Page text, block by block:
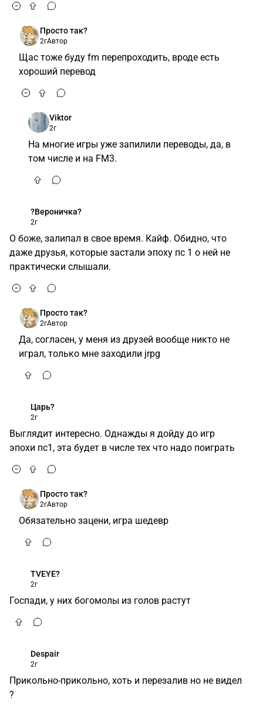
Просто так?
2гАвтор
Щас тоже буду fm перепроходить, вроде есть
хороший перевод
Viktor
2г
На многие игры уже запилили переводы, да, в
том числе и на FM3.
?Вероничка?
2г
О боже, залипал в свое время. Кайф. Обидно, что
даже друзья, которые застали эпоху пс 1 о ней не
практически слышали.
Просто так?
2гАвтор
Да, согласен, у меня из друзей вообще никто не
играл, только мне заходили jrpg
Царь?
2г
Выглядит интересно. Однажды я дойду до игр
эпохи пс1, эта будет в числе тех что надо поиграть
Просто так?
2гАвтор
Обязательно зацени, игра шедевр
TVEYE?
2г
Госпади, у них богомолы из голов растут
Despair
2г
Прикольно-прикольно, хоть и перезалив но не видел
?